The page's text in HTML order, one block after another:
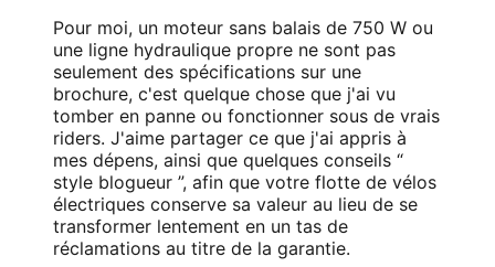
Pour moi, un moteur sans balais de 750 W ou
une ligne hydraulique propre ne sont pas
seulement des spécifications sur une
brochure, c'est quelque chose que j'ai vu
tomber en panne ou fonctionner sous de vrais
riders. J'aime partager ce que j'ai appris à
mes dépens, ainsi que quelques conseils “
style blogueur ”, afin que votre flotte de vélos
électriques conserve sa valeur au lieu de se
transformer lentement en un tas de
réclamations au titre de la garantie.